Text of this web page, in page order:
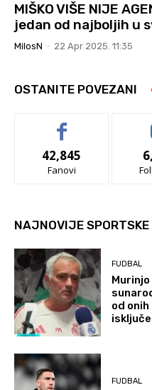
MIŠKO VIŠE NIJE
jedan od najboljih u
MilosN - 22 Apr 2025. 11:35
OSTANITE POVEZANI
42,845
Fanovi
NAJNOVIJE SPORTSKE
FUDBAL
Murinjo
od
FUDBAL